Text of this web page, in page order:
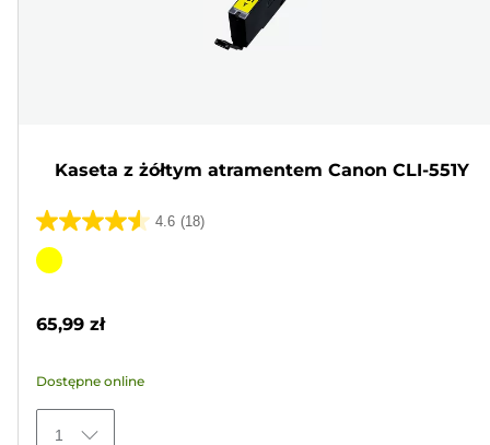
Kaseta z żółtym atramentem Canon CLI-551Y
4.6 (18)
4.6
na
18
Wkład
65,99 zł
Dostępne online
1